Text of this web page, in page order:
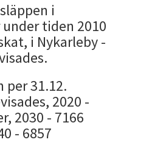
i
tiden 2010
i Nykarleby -
per 31.12.
2020 -
2030 - 7166
- 6857